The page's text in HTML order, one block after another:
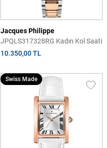
Jacques Philippe
JPQLS317328RG Kadın Kol Saati
10.350,00 TL
Swiss Made